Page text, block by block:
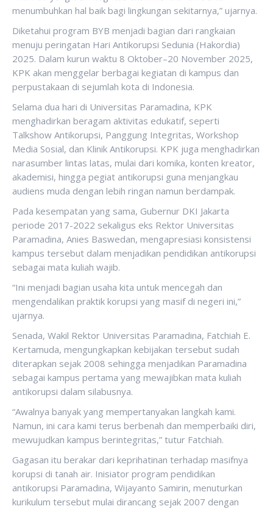
menumbuhkan hal baik bagi lingkungan sekitarnya,” ujarnya.
Diketahui program BYB menjadi bagian dari rangkaian
menuju peringatan Hari Antikorupsi Sedunia (Hakordia)
2025. Dalam kurun waktu 8 Oktober–20 November 2025,
KPK akan menggelar berbagai kegiatan di kampus dan
perpustakaan di sejumlah kota di Indonesia.
Selama dua hari di Universitas Paramadina, KPK
menghadirkan beragam aktivitas edukatif, seperti
Talkshow Antikorupsi, Panggung Integritas, Workshop
Media Sosial, dan Klinik Antikorupsi. KPK juga menghadirkan
narasumber lintas latas, mulai dari komika, konten kreator,
akademisi, hingga pegiat antikorupsi guna menjangkau
audiens muda dengan lebih ringan namun berdampak.
Pada kesempatan yang sama, Gubernur DKI Jakarta
periode 2017-2022 sekaligus eks Rektor Universitas
Paramadina, Anies Baswedan, mengapresiasi konsistensi
kampus tersebut dalam menjadikan pendidikan antikorupsi
sebagai mata kuliah wajib.
“Ini menjadi bagian usaha kita untuk mencegah dan
mengendalikan praktik korupsi yang masif di negeri ini,”
ujarnya.
Senada, Wakil Rektor Universitas Paramadina, Fatchiah E.
Kertamuda, mengungkapkan kebijakan tersebut sudah
diterapkan sejak 2008 sehingga menjadikan Paramadina
sebagai kampus pertama yang mewajibkan mata kuliah
antikorupsi dalam silabusnya.
“Awalnya banyak yang mempertanyakan langkah kami.
Namun, ini cara kami terus berbenah dan memperbaiki diri,
mewujudkan kampus berintegritas,” tutur Fatchiah.
Gagasan itu berakar dari keprihatinan terhadap masifnya
korupsi di tanah air. Inisiator program pendidikan
antikorupsi Paramadina, Wijayanto Samirin, menuturkan
kurikulum tersebut mulai dirancang sejak 2007 dengan